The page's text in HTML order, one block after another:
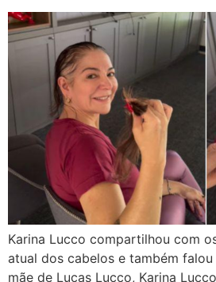
Karina Lucco compartilhou com
atual dos cabelos e também
mãe de Lucas Lucco, Karina